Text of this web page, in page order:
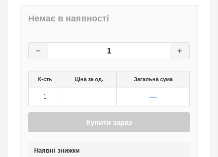
Немає в наявності
− +
К-сть Ціна за од. Загальна сума
1 — —
Купити зараз
Наявні знижки